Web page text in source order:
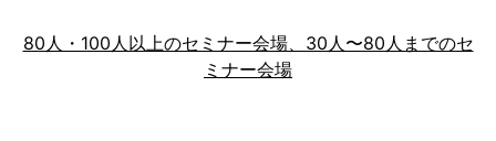
80人・100人以上のセミナー会場、30人〜80人までのセ
ミナー会場